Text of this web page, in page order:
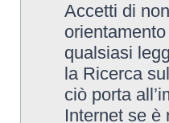
Accetti di
qualsiasi
la Ricerca
ciò porta
Internet se è